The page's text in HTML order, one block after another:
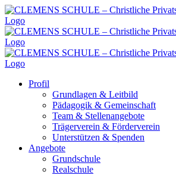
Zum
Inhalt
springen
Profil
Grundlagen & Leitbild
Pädagogik & Gemeinschaft
Team & Stellenangebote
Trägerverein & Förderverein
Unterstützen & Spenden
Angebote
Grundschule
Realschule